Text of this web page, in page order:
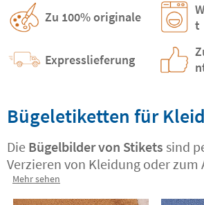
Zu 100% originale
t
Expresslieferung
Bügeletiketten für
Die Bügelbilder von Stikets sind
Verzieren von Kleidung oder zum
Löchern geeignet. Sie sind aus
Material gefertigt und werden in
Mehr sehen